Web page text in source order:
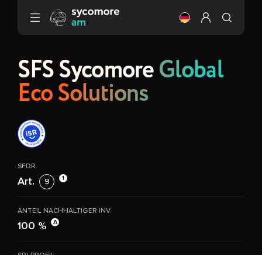
Gehen Sie zu Inhalt
Ändere dieMein Profil
SFS Sycomore Global
Eco Solutions
SFDR
Art. 9 1
ANTEIL NACHHALTIGER INV.
100 % A